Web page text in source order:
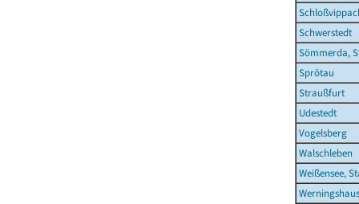
Schwerstedt
Sömmerda,
Sprötau
Straußfurt
Udestedt
Vogelsberg
Walschleben
Weißensee,